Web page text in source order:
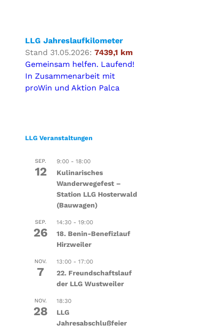
LLG Jahreslaufkilometer
Stand 31.05.2026: 7439,1 km
Gemeinsam helfen. Laufend!
In Zusammenarbeit mit
proWin und Aktion Palca
LLG Veranstaltungen
SEP.
12
9:00- 18:00
Kulinarisches
Wanderwegefest –
Station LLG Hosterwald
(Bauwagen)
SEP.
26
14:30- 19:00
18. Benin-Benefizlauf
Hirzweiler
NOV.
7
13:00- 17:00
22. Freundschaftslauf
der LLG Wustweiler
NOV.
28
18:30
LLG
Jahresabschlußfeier